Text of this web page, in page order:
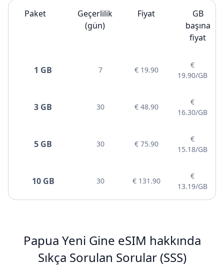
Paket
Geçerlilik
(gün)
Fiyat
GB
başına
fiyat
1 GB 7 € 19.90
€
19.90/GB
3 GB 30 € 48.90
€
16.30/GB
5 GB 30 € 75.90
€
15.18/GB
10 GB 30 € 131.90
€
13.19/GB
Papua Yeni Gine eSIM hakkında
Sıkça Sorulan Sorular (SSS)